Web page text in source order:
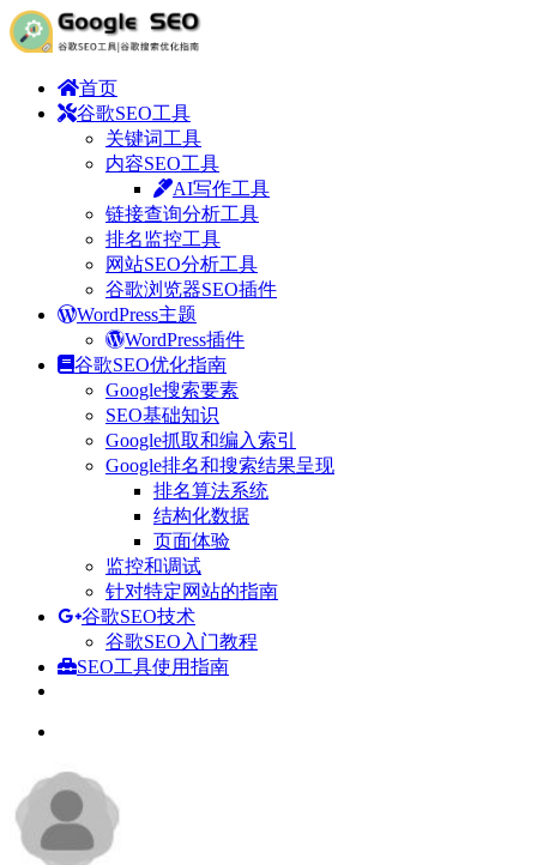
首页
谷歌SEO工具
关键词工具
内容SEO工具
AI写作工具
链接查询分析工具
排名监控工具
网站SEO分析工具
谷歌浏览器SEO插件
WordPress主题
WordPress插件
谷歌SEO优化指南
Google搜索要素
SEO基础知识
Google抓取和编入索引
Google排名和搜索结果呈现
排名算法系统
结构化数据
页面体验
监控和调试
针对特定网站的指南
谷歌SEO技术
谷歌SEO入门教程
SEO工具使用指南